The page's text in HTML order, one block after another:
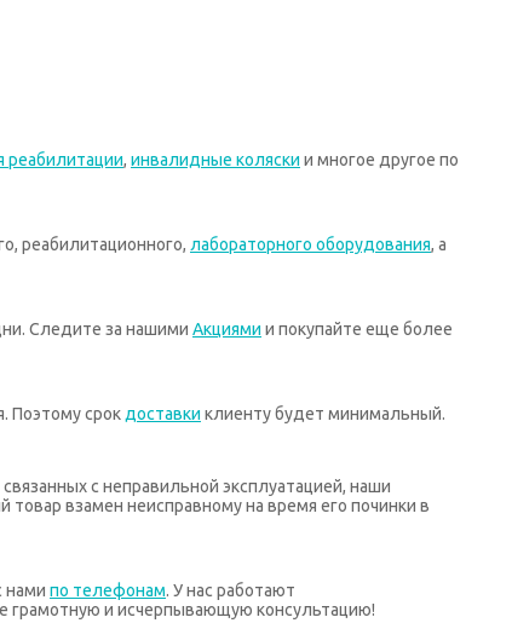
реабилитации, инвалидные коляски и многое другое по
реабилитационного, лабораторного оборудования, а
Следите за нашими Акциями и покупайте еще более
Поэтому срок доставки клиенту будет минимальный.
с неправильной эксплуатацией, наши
взамен неисправному на время его починки в
нами по телефонам. У нас работают
грамотную и исчерпывающую консультацию!